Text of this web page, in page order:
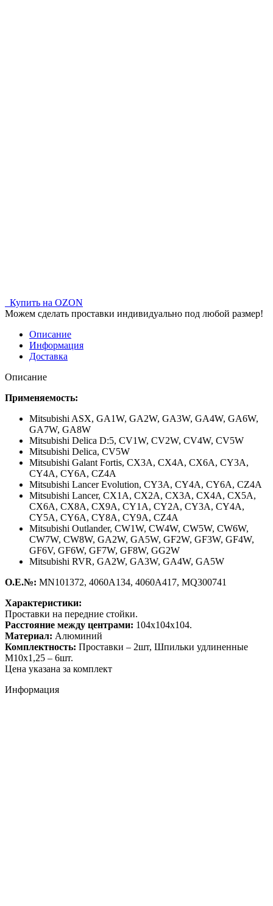
Купить на OZON
Можем сделать проставки индивидуально под любой размер!
Описание
Информация
Доставка
Описание
Применяемость:
Mitsubishi ASX, GA1W, GA2W, GA3W, GA4W, GA6W,
GA7W, GA8W
Mitsubishi Delica D:5, CV1W, CV2W, CV4W, CV5W
Mitsubishi Delica, CV5W
Mitsubishi Galant Fortis, CX3A, CX4A, CX6A, CY3A,
CY4A, CY6A, CZ4A
Mitsubishi Lancer Evolution, CY3A, CY4A, CY6A, CZ4A
Mitsubishi Lancer, CX1A, CX2A, CX3A, CX4A, CX5A,
CX6A, CX8A, CX9A, CY1A, CY2A, CY3A, CY4A,
CY5A, CY6A, CY8A, CY9A, CZ4A
Mitsubishi Outlander, CW1W, CW4W, CW5W, CW6W,
CW7W, CW8W, GA2W, GA5W, GF2W, GF3W, GF4W,
GF6V, GF6W, GF7W, GF8W, GG2W
Mitsubishi RVR, GA2W, GA3W, GA4W, GA5W
О.Е.№: MN101372, 4060A134, 4060A417, MQ300741
Характеристики:
Проставки на передние стойки.
Расстояние между центрами: 104х104х104.
Материал: Алюминий
Комплектность: Проставки – 2шт, Шпильки удлиненные
М10х1,25 – 6шт.
Цена указана за комплект
Информация